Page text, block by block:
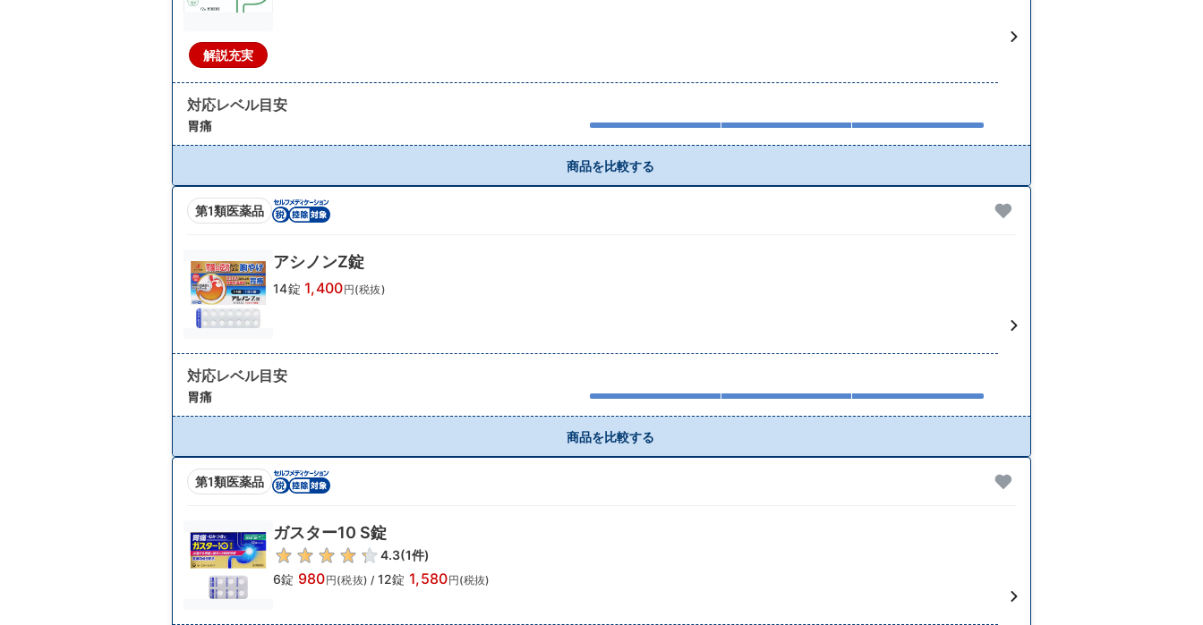
解説充実
対応レベル目安
胃痛
商品を比較する
第1類医薬品
アシノンZ錠
14錠 1,400円(税抜)
対応レベル目安
胃痛
商品を比較する
第1類医薬品
ガスター10 S錠
4.3(1件)
6錠 980円(税抜) / 12錠 1,580円(税抜)